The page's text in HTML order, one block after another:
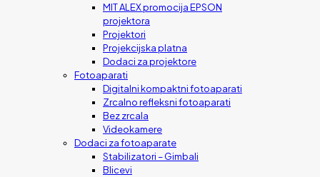
MIT ALEX promocija EPSON
projektora
Projektori
Projekcijska platna
Dodaci za projektore
Fotoaparati
Digitalni kompaktni fotoaparati
Zrcalno refleksni fotoaparati
Bez zrcala
Videokamere
Dodaci za fotoaparate
Stabilizatori – Gimbali
Blicevi